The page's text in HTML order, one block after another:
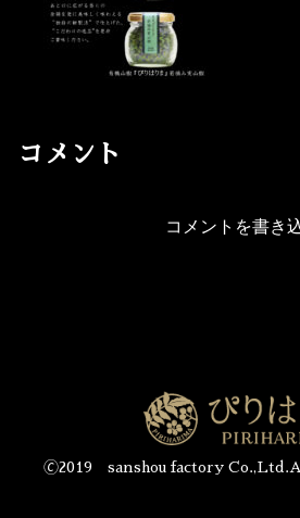
コメント
コメントを書き
🄫2019 sanshou factory